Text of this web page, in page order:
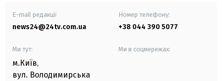
E-mail редакції
news24@24tv.com.ua
Номер телефону:
+38 044 390 5077
Ми тут:
м.Київ,
вул. Володимирська
Ми в соцмережах: